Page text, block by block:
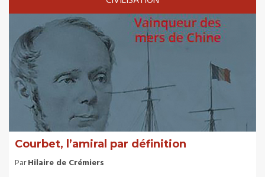
Courbet, l’amiral par définition
ParHilaire de Crémiers